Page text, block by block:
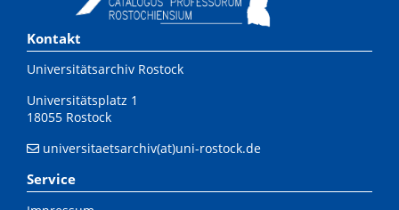
Kontakt
Universitätsarchiv Rostock
Universitätsplatz 1
18055 Rostock
universitaetsarchiv(at)uni-rostock.de
Service